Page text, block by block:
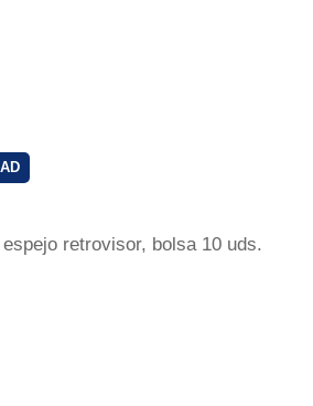
retrovisor, bolsa 10 uds.